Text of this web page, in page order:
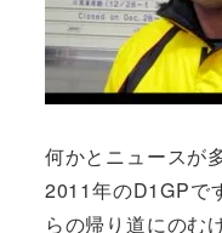
何かとニュースが
2011年のD1GPで
らの帰り道にのむ